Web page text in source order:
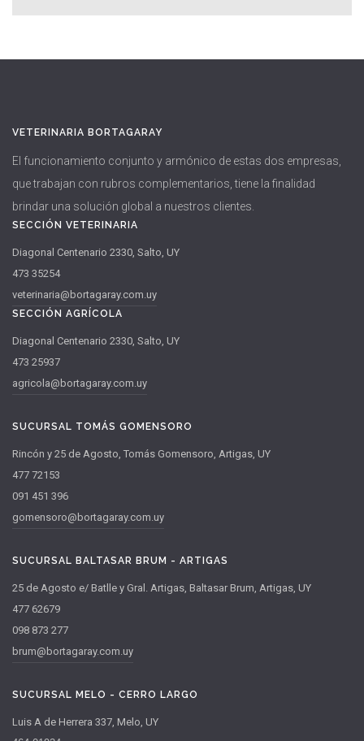
VETERINARIA BORTAGARAY
El funcionamiento conjunto y armónico de estas dos empresas,
que trabajan con rubros complementarios, tiene la finalidad
brindar una solución global a nuestros clientes.
SECCIÓN VETERINARIA
Diagonal Centenario 2330, Salto, UY
473 35254
veterinaria@bortagaray.com.uy
SECCIÓN AGRÍCOLA
Diagonal Centenario 2330, Salto, UY
473 25937
agricola@bortagaray.com.uy
SUCURSAL TOMÁS GOMENSORO
Rincón y 25 de Agosto, Tomás Gomensoro, Artigas, UY
477 72153
091 451 396
gomensoro@bortagaray.com.uy
SUCURSAL BALTASAR BRUM - ARTIGAS
25 de Agosto e/ Batlle y Gral. Artigas, Baltasar Brum, Artigas, UY
477 62679
098 873 277
brum@bortagaray.com.uy
SUCURSAL MELO - CERRO LARGO
Luis A de Herrera 337, Melo, UY